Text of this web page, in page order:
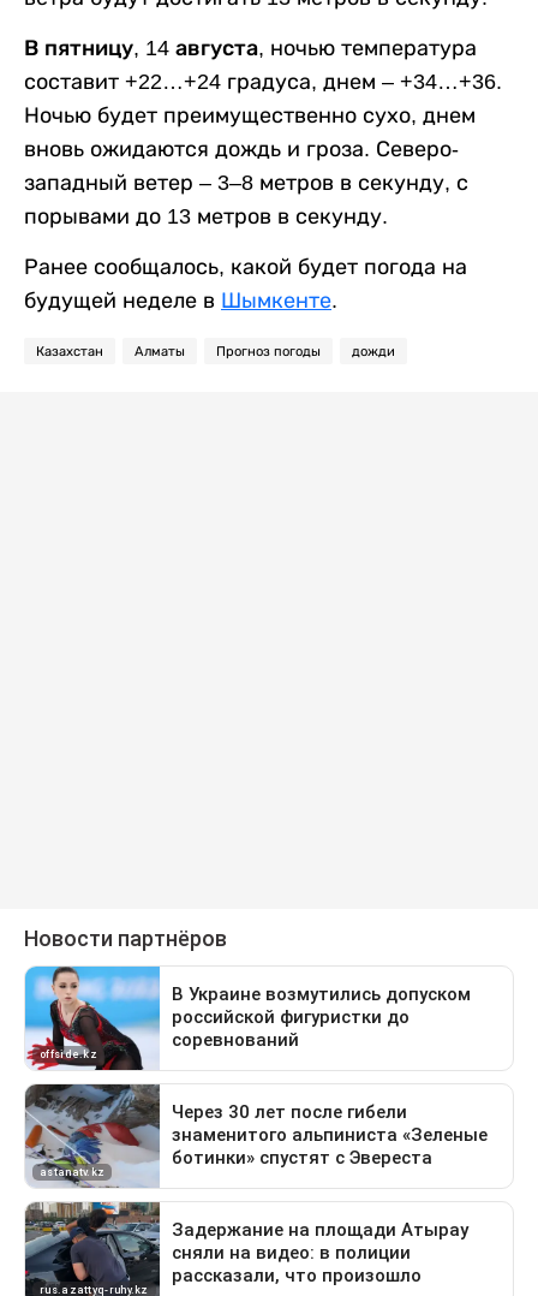
В пятницу, 14 августа, ночью температура
составит +22…+24 градуса, днем – +34…+36.
Ночью будет преимущественно сухо, днем
вновь ожидаются дождь и гроза. Северо-
западный ветер – 3–8 метров в секунду, с
порывами до 13 метров в секунду.
Ранее сообщалось, какой будет погода на
будущей неделе в Шымкенте.
Казахстан Алматы Прогноз погоды дожди